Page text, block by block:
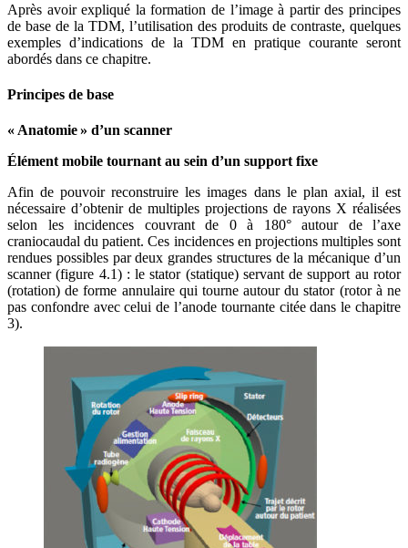
Après avoir expliqué la formation de l’image à partir des principes
de base de la TDM, l’utilisation des produits de contraste, quelques
exemples d’indications de la TDM en pratique courante seront
abordés dans ce chapitre.
Principes de base
« Anatomie » d’un scanner
Élément mobile tournant au sein d’un support fixe
Afin de pouvoir reconstruire les images dans le plan axial, il est
nécessaire d’obtenir de multiples projections de rayons X réalisées
selon les incidences couvrant de 0 à 180° autour de l’axe
craniocaudal du patient. Ces incidences en projections multiples sont
rendues possibles par deux grandes structures de la mécanique d’un
scanner (figure 4.1) : le stator (statique) servant de support au rotor
(rotation) de forme annulaire qui tourne autour du stator (rotor à ne
pas confondre avec celui de l’anode tournante citée dans le chapitre
3).